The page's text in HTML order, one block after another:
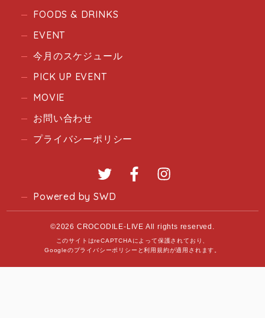
FOODS & DRINKS
EVENT
今月のスケジュール
PICK UP EVENT
MOVIE
お問い合わせ
プライバシーポリシー
Twitter Facebook
Powered by SWD
©2026 CROCODILE-LIVE All rights reserved.
このサイトはreCAPTCHAによって保護されており、
Googleのプライバシーポリシー と利用規約が適用されます。